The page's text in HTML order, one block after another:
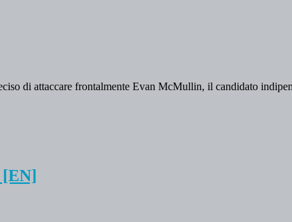
di attaccare frontalmente Evan McMullin, il candidato